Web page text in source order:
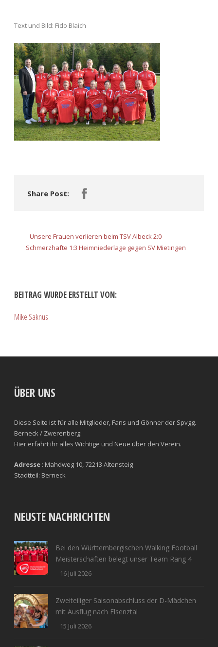
Text und Bild: Fido Blaich
Share Post:
Unsere Frauen verlieren beim TSV Albeck 2:0
Schmerzhafte 1:3 Heimniederlage gegen SV Mietingen
BEITRAG WURDE ERSTELLT VON:
Mike Saknus
ÜBER UNS
Diese Seite ist für alle Mitglieder, Fans und Gönner der Spvgg.
Berneck / Zwerenberg.
Hier erfahrt ihr alles Wichtige und Neue über den Verein.
Adresse : Mahdweg 10, 72213 Altensteig
Stadtteil: Berneck
NEUSTE NACHRICHTEN
Bei den Württembergischen Walking Football
Meisterschaften belegt unser Team Rang 4
16 Juli 2026
Zweiteiliger Saisonabschluss der D-Mädchen
mit Ausflug nach Elsenztal
15 Juli 2026